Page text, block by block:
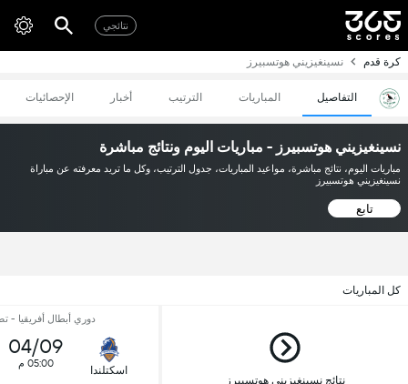
نتائجي
كرة قدم نسينغيزيني هوتسبيرز
التفاصيل المباريات الترتيب أخبار الإحصائيات
نسينغيزيني هوتسبيرز - مباريات اليوم ونتائج مباشرة
مباريات اليوم، نتائج مباشرة، مواعيد المباريات، جدول الترتيب، وكل ما تريد معرفته عن مباراة
نسينغيزيني هوتسبيرز
تابع
كل المباريات
نتائج نسينغيزيني هوتسبيرز
دوري أبطال أفريقيا -
اسكتلندا
04/09
05:00 م